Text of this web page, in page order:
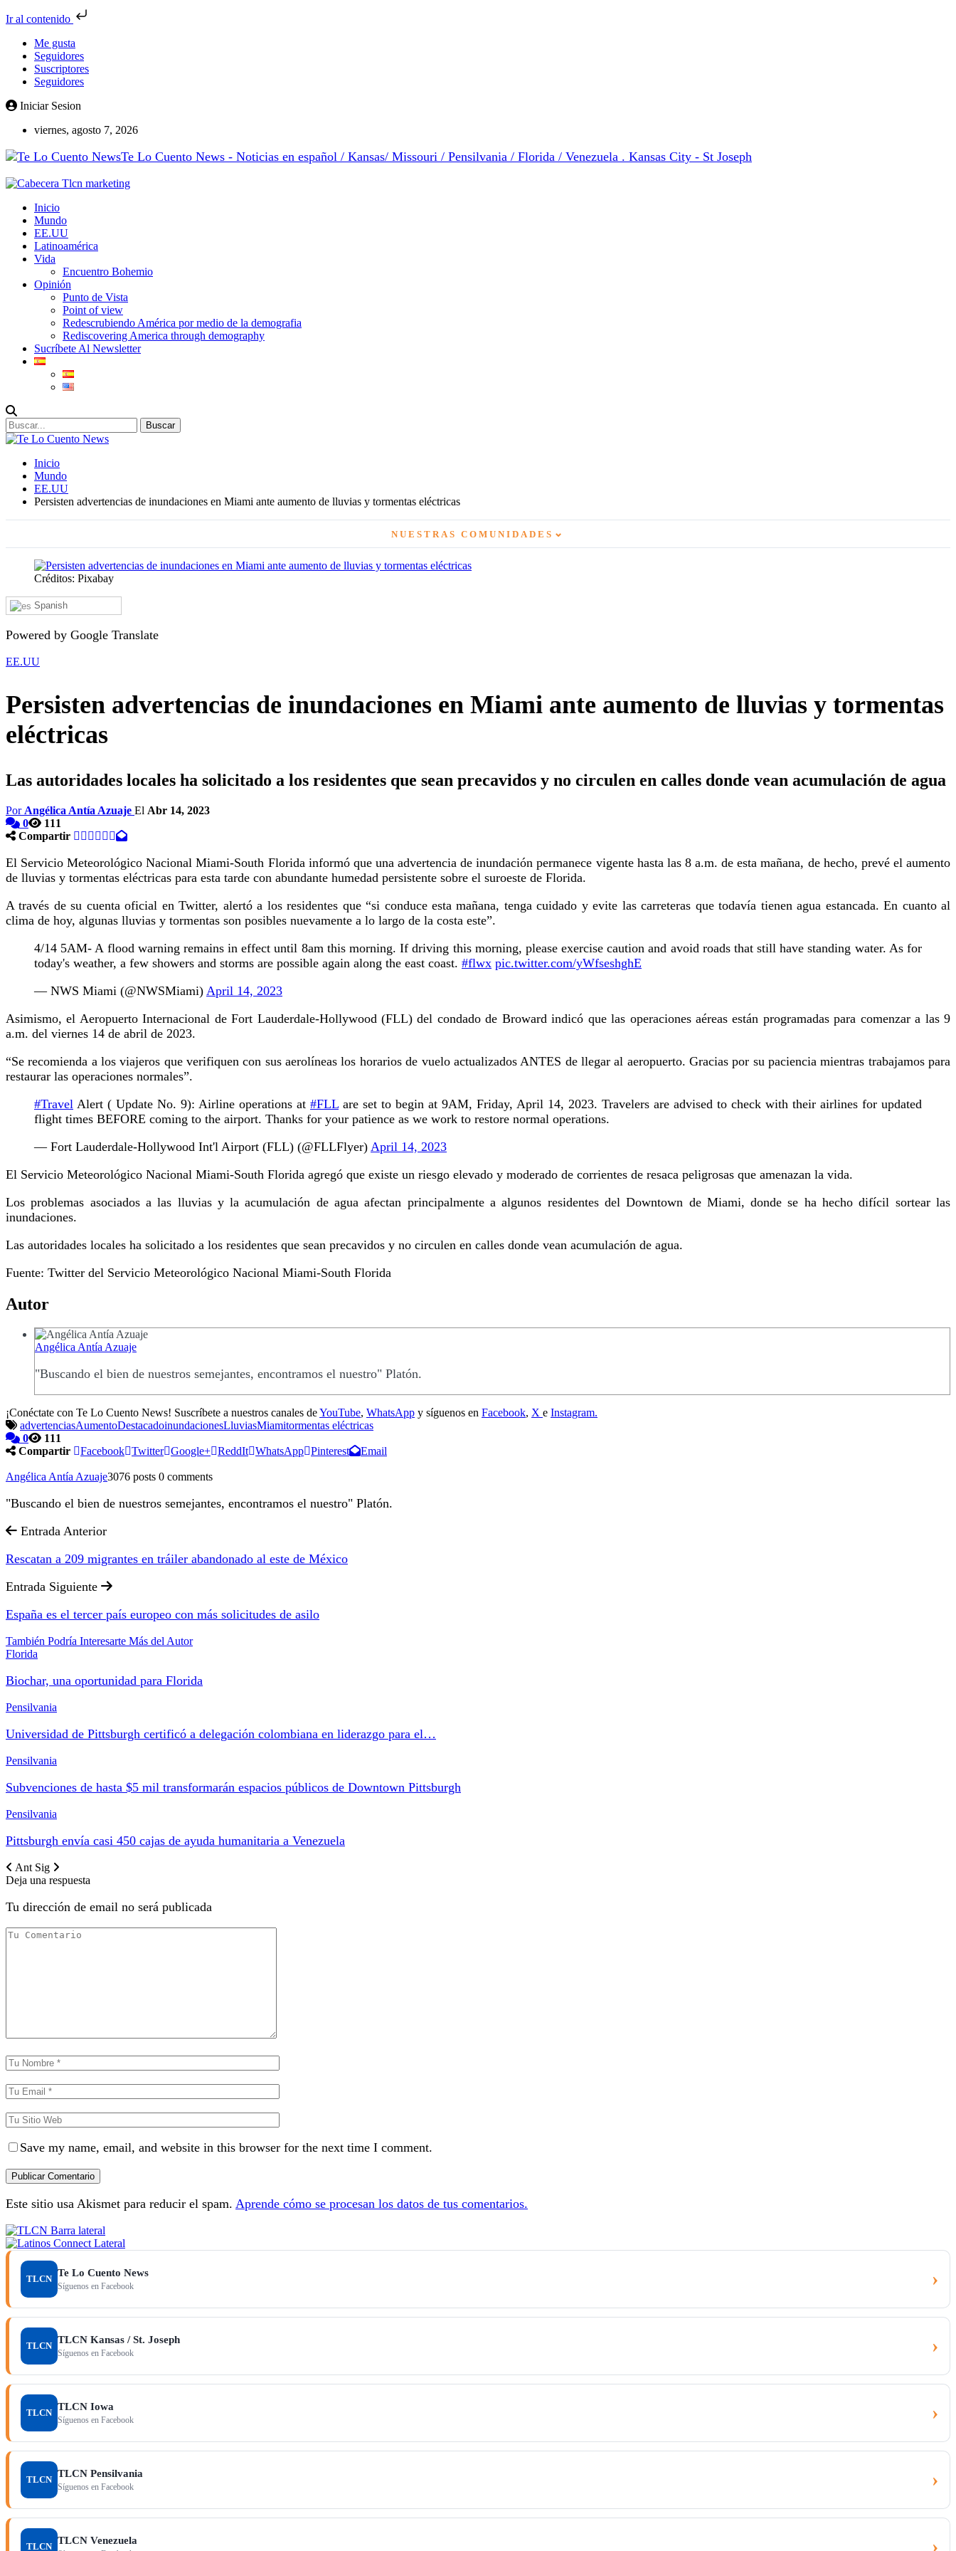
Ir al contenido
Me gusta
Seguidores
Suscriptores
Seguidores
Iniciar Sesion
viernes, agosto 7, 2026
Te Lo Cuento News - Noticias en español / Kansas/ Missouri / Pensilvania / Florida / Venezuela . Kansas City - St Joseph
Inicio
Mundo
EE.UU
Latinoamérica
Vida
Encuentro Bohemio
Opinión
Punto de Vista
Point of view
Redescrubiendo América por medio de la demografia
Rediscovering America through demography
Sucríbete Al Newsletter
Inicio
Mundo
EE.UU
Persisten advertencias de inundaciones en Miami ante aumento de lluvias y tormentas eléctricas
NUESTRAS COMUNIDADES ⌄
Créditos: Pixabay
Spanish
Powered by Google Translate
EE.UU
Persisten advertencias de inundaciones en Miami ante aumento de lluvias y tormentas
eléctricas
Las autoridades locales ha solicitado a los residentes que sean precavidos y no circulen en calles donde vean acumulación de agua
Por Angélica Antía Azuaje El Abr 14, 2023
0
111
Compartir
El Servicio Meteorológico Nacional Miami-South Florida informó que una advertencia de inundación permanece vigente hasta las 8 a.m. de esta mañana, de hecho, prevé el aumento
de lluvias y tormentas eléctricas para esta tarde con abundante humedad persistente sobre el suroeste de Florida.
A través de su cuenta oficial en Twitter, alertó a los residentes que “si conduce esta mañana, tenga cuidado y evite las carreteras que todavía tienen agua estancada. En cuanto al
clima de hoy, algunas lluvias y tormentas son posibles nuevamente a lo largo de la costa este”.
4/14 5AM- A flood warning remains in effect until 8am this morning. If driving this morning, please exercise caution and avoid roads that still have standing water. As for
today's weather, a few showers and storms are possible again along the east coast. #flwx pic.twitter.com/yWfseshghE
— NWS Miami (@NWSMiami) April 14, 2023
Asimismo, el Aeropuerto Internacional de Fort Lauderdale-Hollywood (FLL) del condado de Broward indicó que las operaciones aéreas están programadas para comenzar a las 9
a.m. del viernes 14 de abril de 2023.
“Se recomienda a los viajeros que verifiquen con sus aerolíneas los horarios de vuelo actualizados ANTES de llegar al aeropuerto. Gracias por su paciencia mientras trabajamos para
restaurar las operaciones normales”.
#Travel Alert ( Update No. 9): Airline operations at #FLL are set to begin at 9AM, Friday, April 14, 2023. Travelers are advised to check with their airlines for updated
flight times BEFORE coming to the airport. Thanks for your patience as we work to restore normal operations.
— Fort Lauderdale-Hollywood Int'l Airport (FLL) (@FLLFlyer) April 14, 2023
El Servicio Meteorológico Nacional Miami-South Florida agregó que existe un riesgo elevado y moderado de corrientes de resaca peligrosas que amenazan la vida.
Los problemas asociados a las lluvias y la acumulación de agua afectan principalmente a algunos residentes del Downtown de Miami, donde se ha hecho difícil sortear las
inundaciones.
Las autoridades locales ha solicitado a los residentes que sean precavidos y no circulen en calles donde vean acumulación de agua.
Fuente: Twitter del Servicio Meteorológico Nacional Miami-South Florida
Autor
Angélica Antía Azuaje
"Buscando el bien de nuestros semejantes, encontramos el nuestro" Platón.
¡Conéctate con Te Lo Cuento News! Suscríbete a nuestros canales deYouTube, WhatsApp y síguenos en Facebook, X e Instagram.
advertenciasAumentoDestacadoinundacionesLluviasMiamitormentas eléctricas
0
111
Compartir
Facebook Twitter Google+ ReddIt WhatsApp Pinterest Email
Angélica Antía Azuaje3076 posts 0 comments
"Buscando el bien de nuestros semejantes, encontramos el nuestro" Platón.
Entrada Anterior
Rescatan a 209 migrantes en tráiler abandonado al este de México
Entrada Siguiente
España es el tercer país europeo con más solicitudes de asilo
También Podría Interesarte Más del Autor
Florida
Biochar, una oportunidad para Florida
Pensilvania
Universidad de Pittsburgh certificó a delegación colombiana en liderazgo para el…
Pensilvania
Subvenciones de hasta $5 mil transformarán espacios públicos de Downtown Pittsburgh
Pensilvania
Pittsburgh envía casi 450 cajas de ayuda humanitaria a Venezuela
Ant Sig
Deja una respuesta
Tu dirección de email no será publicada
Save my name, email, and website in this browser for the next time I comment.
Este sitio usa Akismet para reducir el spam. Aprende cómo se procesan los datos de tus comentarios.
TLCN
Te Lo Cuento News
Síguenos en Facebook ›
TLCN
TLCN Kansas / St. Joseph
Síguenos en Facebook ›
TLCN
TLCN Iowa
Síguenos en Facebook ›
TLCN
TLCN Pensilvania
Síguenos en Facebook ›
TLCN
TLCN Venezuela